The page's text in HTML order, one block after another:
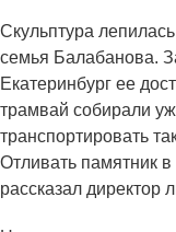
Скульптура
семья Балабанова.
Екатеринбург ее
трамвай собирали
транспортировать
Отливать памятник в
рассказал директор